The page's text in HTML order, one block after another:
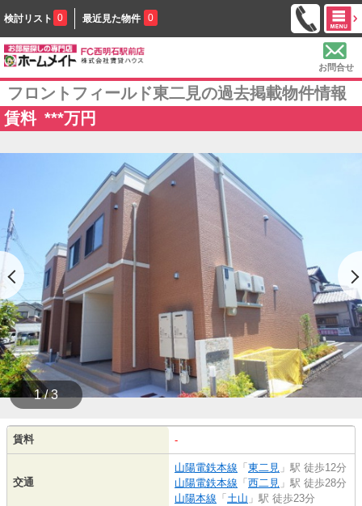
検討リスト 0 最近見た物件 0
お問合せ
フロントフィールド東二見の過去掲載物件情報
賃料 ***万円
1 / 3
賃料 -
交通
山陽電鉄本線 「 東二見 」駅 徒歩12分
山陽電鉄本線 「 西二見 」駅 徒歩28分
山陽本線 「 土山 」駅 徒歩23分